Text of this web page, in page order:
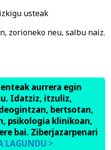
usteak
zorioneko neu, salbu naiz.
aurrera egin
Idatziz, itzuliz,
bertsotan,
psikologia klinikoan,
bai. Ziberjazarpenari
LAGUNDU >